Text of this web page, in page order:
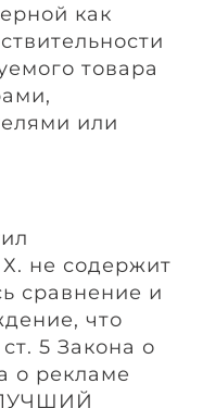
как
товара
или
не содержит
сравнение и
что
5 Закона о
о рекламе